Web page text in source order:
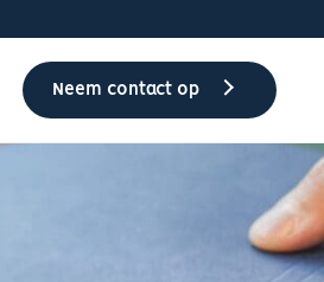
Neem contact op